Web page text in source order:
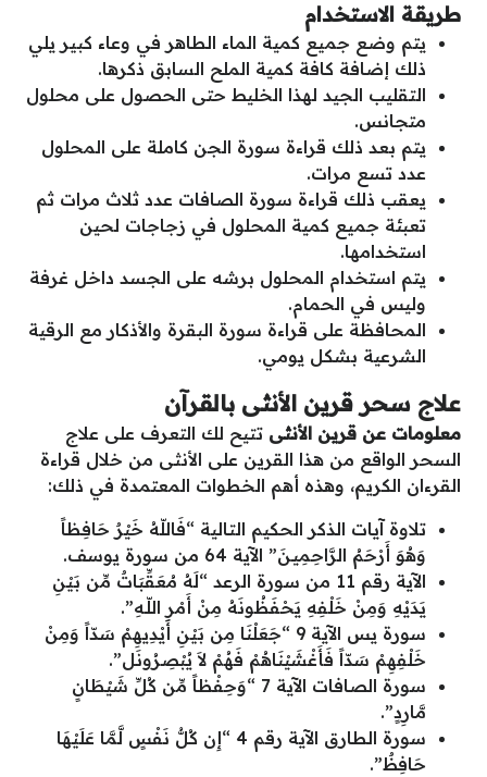
طريقة الاستخدام
يتم وضع جميع كمية الماء الطاهر في وعاء كبير يلي
ذلك إضافة كافة كمية الملح السابق ذكرها.
التقليب الجيد لهذا الخليط حتى الحصول على محلول
متجانس.
يتم بعد ذلك قراءة سورة الجن كاملة على المحلول
عدد تسع مرات.
يعقب ذلك قراءة سورة الصافات عدد ثلاث مرات ثم
تعبئة جميع كمية المحلول في زجاجات لحين
استخدامها.
يتم استخدام المحلول برشه على الجسد داخل غرفة
وليس في الحمام.
المحافظة على قراءة سورة البقرة والأذكار مع الرقية
الشرعية بشكل يومي.
علاج سحر قرين الأنثى بالقرآن
معلومات عن قرين الأنثى تتيح لك التعرف على علاج
السحر الواقع من هذا القرين على الأنثى من خلال قراءة
القرءان الكريم، وهذه أهم الخطوات المعتمدة في ذلك:
تلاوة آيات الذكر الحكيم التالية “فَاللّهُ خَيْرٌ حَافِظاً
وَهُوَ أَرْحَمُ الرَّاحِمِيـنَ” الآية 64 من سورة يوسف.
الآية رقم 11 من سورة الرعد “لَهُ مُعَقِّبَاتٌ مِّن بَيْنِ
يَدَيْهِ وَمِنْ خَلْفِهِ يَحْفَظُونَهُ مِنْ أَمْرِ اللّـهِ”.
سورة يس الآية 9 “جَعَلْنَا مِن بَيْنِ أَيْدِيهِمْ سَدّاً وَمِنْ
خَلْفِهِمْ سَدّاً فَأَغْشَيْنَاهُمْ فَهُمْ لاَ يُبْصِرُونَل”.
سورة الصافات الآية 7 “وَحِفْظاً مِّن كُلِّ شَيْطَانٍ
مَّارِدٍ”.
سورة الطارق الآية رقم 4 “إِن كُلُّ نَفْسٍ لَّمَّا عَلَيْهَا
حَافِظٌ”.